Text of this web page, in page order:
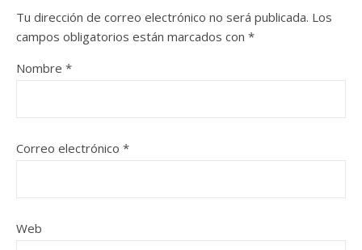
Tu dirección de correo electrónico no será publicada. Los
campos obligatorios están marcados con *
Nombre *
Correo electrónico *
Web